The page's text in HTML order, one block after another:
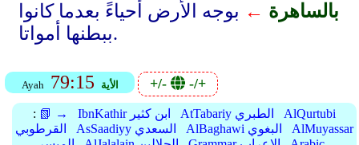
بالساهرة ← بوجه الأرض أحياءً بعدما كانوا
ببطنها أمواتا.
Ayah 79:15 الأية +/- -/+
: 📗 → IbnKathir ابن كثير AtTabariy الطبري
AlQurtubi
القرطوبي
AsSaadiyy السعدي AlBaghawi البغوي
AlMuyassar